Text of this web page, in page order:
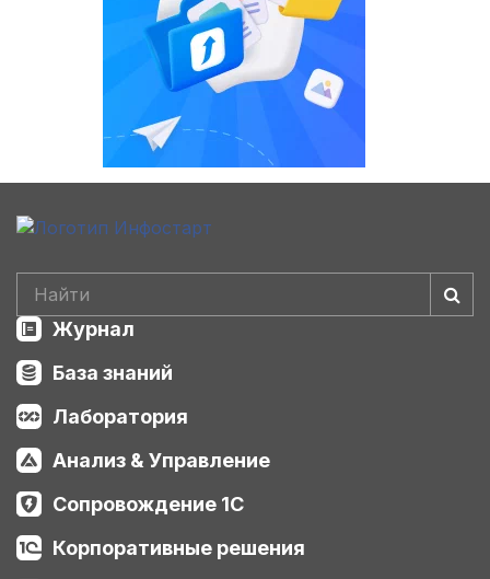
Журнал
База знаний
Лаборатория
Анализ & Управление
Сопровождение 1С
Корпоративные решения